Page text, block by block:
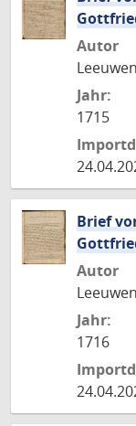
Autor
Jahr:
1715
Brief
Autor
Jahr:
1716